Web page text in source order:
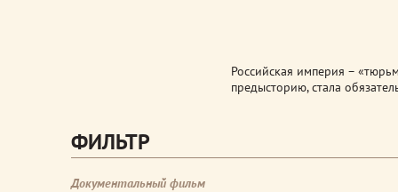
Российская империя –
предысторию, стала
ФИЛЬТР
Документальный фильм